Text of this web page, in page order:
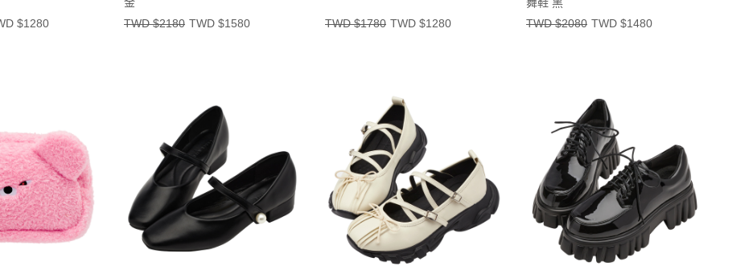
$1280
TWD $2180 TWD $1580 TWD $1780 TWD $1280
TWD $2080 TWD $1480